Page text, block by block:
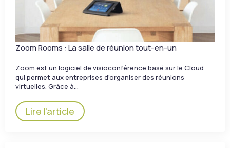
Zoom Rooms : La salle de réunion tout-en-un
Zoom est un logiciel de visioconférence basé sur le Cloud
qui permet aux entreprises d’organiser des réunions
virtuelles. Grâce à…
Lire l'article